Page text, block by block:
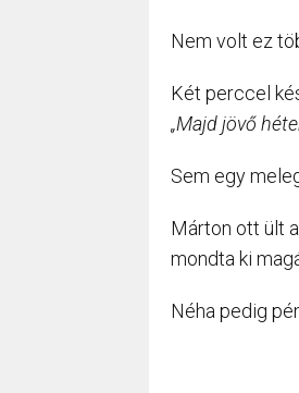
Nem volt ez
Két perccel
„Majd jövő
Sem egy
Márton ott ült
mondta ki
Néha pedig